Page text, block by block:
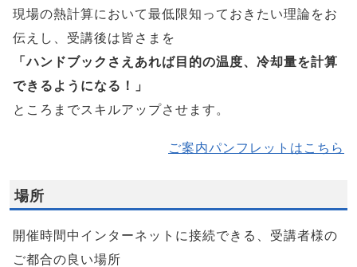
現場の熱計算において最低限知っておきたい理論をお
伝えし、受講後は皆さまを
「ハンドブックさえあれば目的の温度、冷却量を計算
できるようになる！」
ところまでスキルアップさせます。
ご案内パンフレットはこちら
場所
開催時間中インターネットに接続できる、受講者様の
ご都合の良い場所